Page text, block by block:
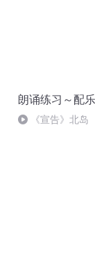
朗诵练习～配
《宣告》北岛